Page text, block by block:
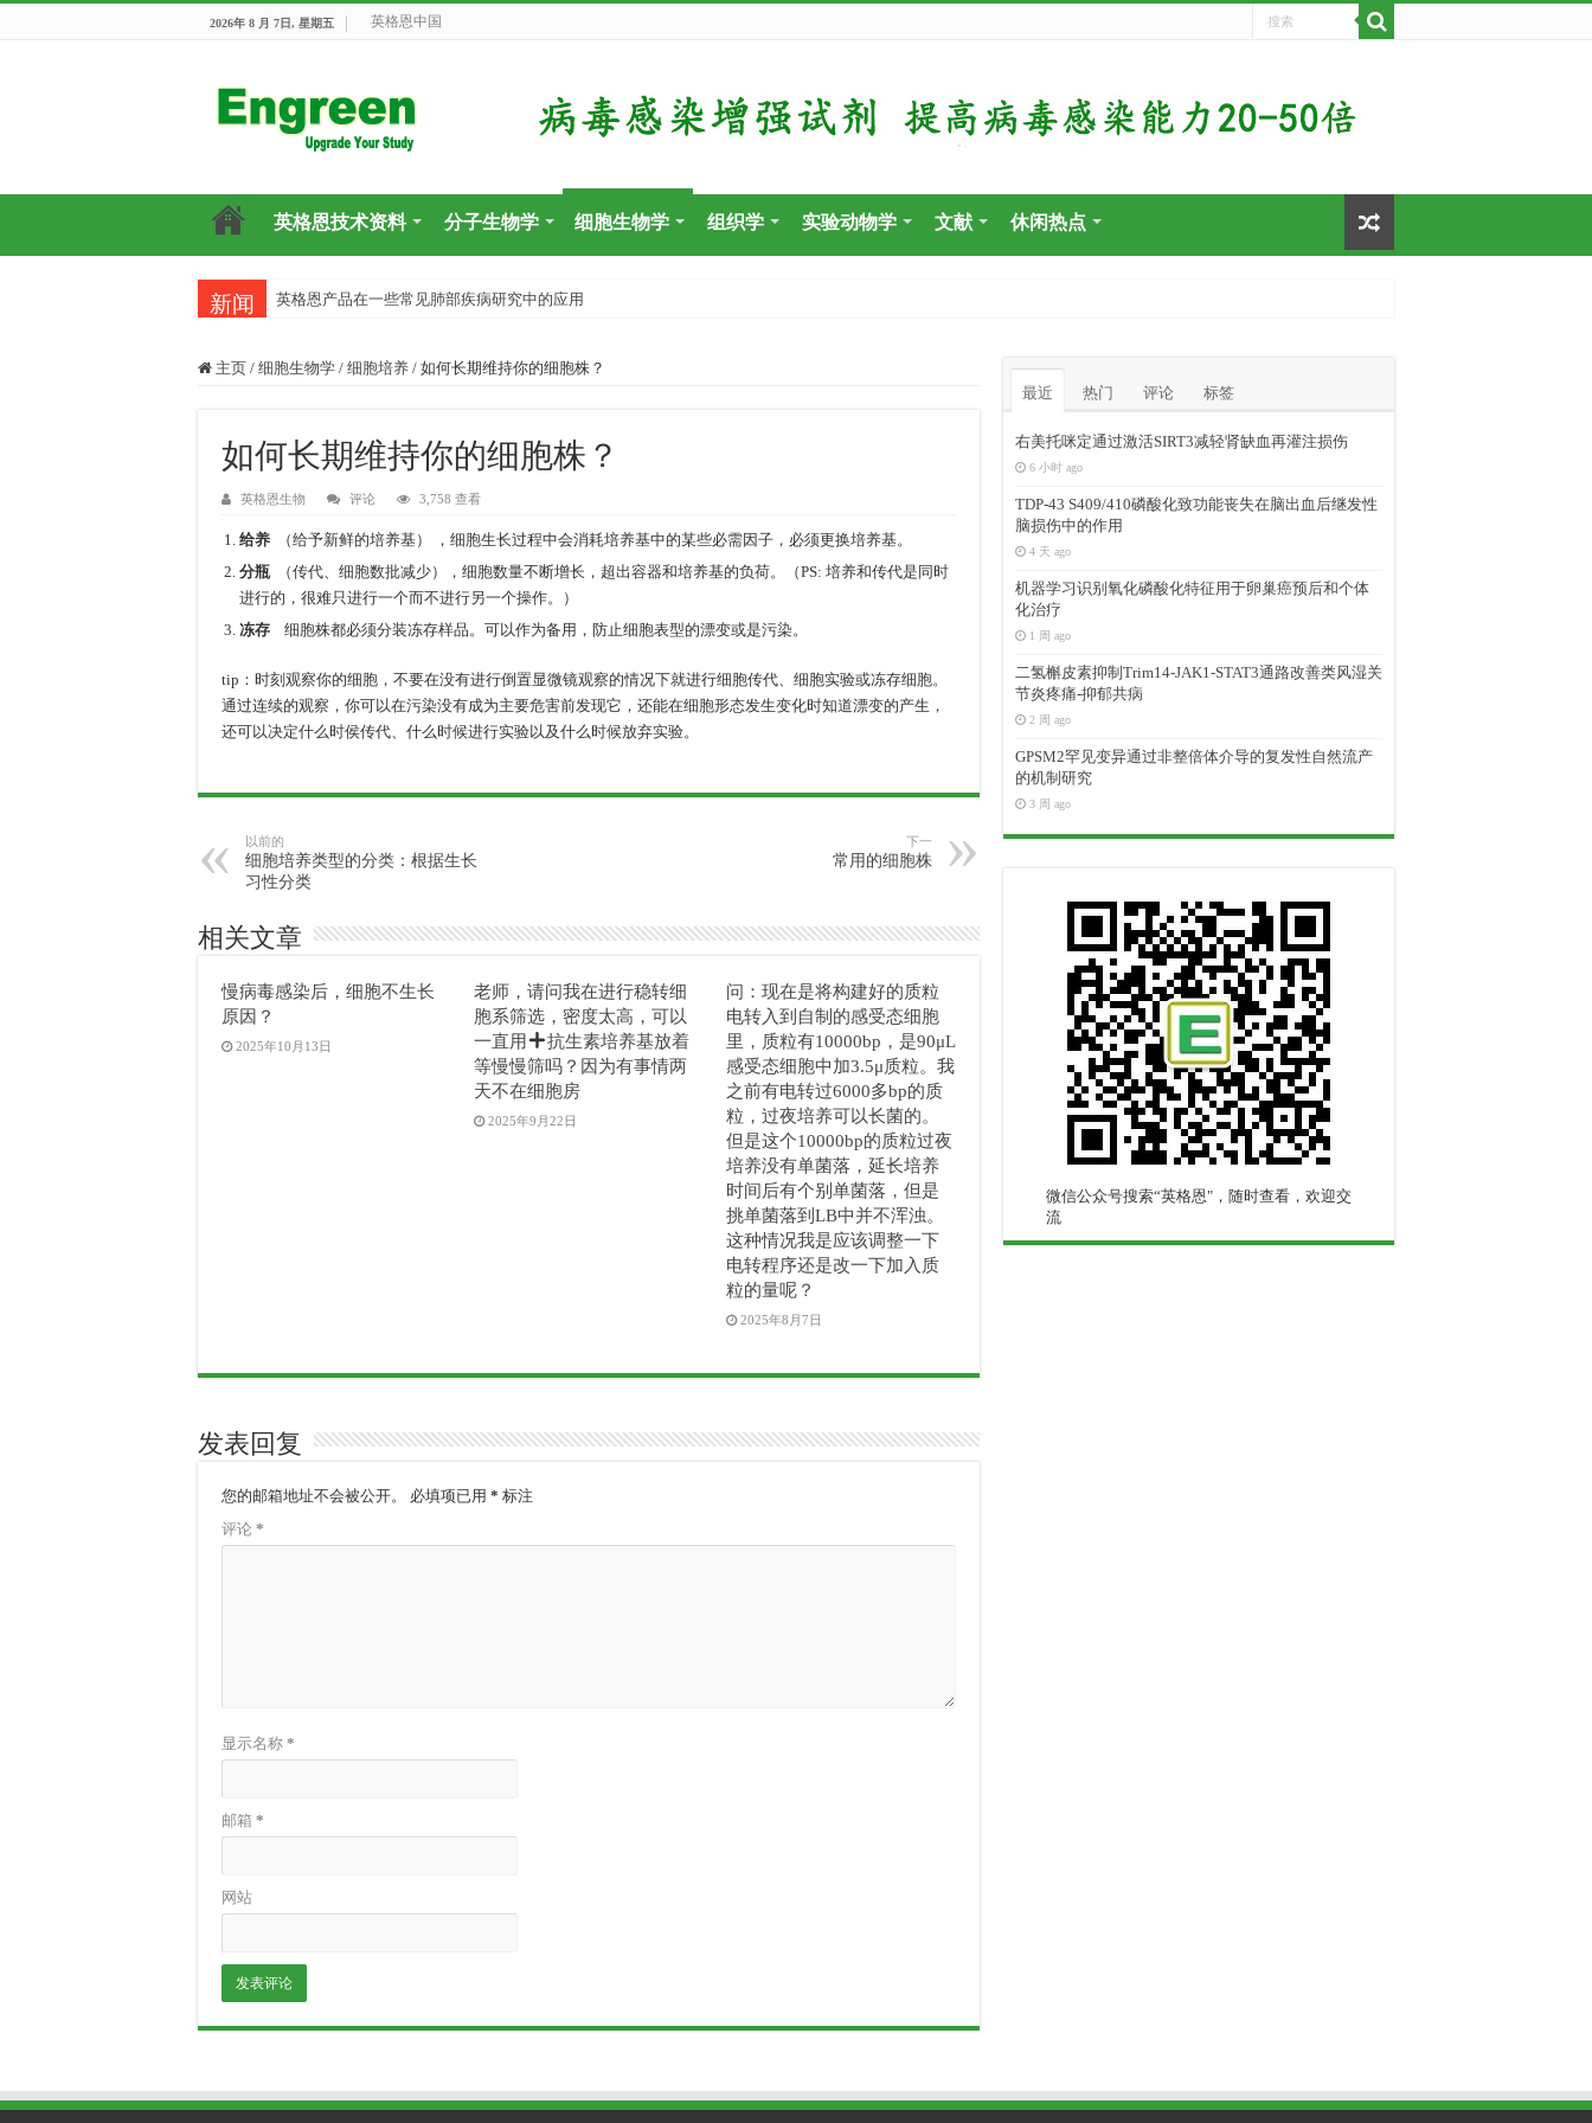
2026年 8 月 7日, 星期五 英格恩中国
英格恩技术资料 分子生物学 细胞生物学 组织学 实验动物学 文献 休闲热点
新闻 英格恩产品在一些常见肺部疾病研究中的应用
主页 / 细胞生物学 / 细胞培养 / 如何长期维持你的细胞株？
如何长期维持你的细胞株？
英格恩生物 评论 3,758 查看
给养
（给予新鲜的培养基） ，细胞生长过程中会消耗培养基中的某些必需因子，必须更换培养基。
分瓶
（传代、细胞数批减少），细胞数量不断增长，超出容器和培养基的负荷。（PS: 培养和传代是同时
进行的，很难只进行一个而不进行另一个操作。）
冻存 细胞株都必须分装冻存样品。可以作为备用，防止细胞表型的漂变或是污染。
tip：时刻观察你的细胞，不要在没有进行倒置显微镜观察的情况下就进行细胞传代、细胞实验或冻存细胞。
通过连续的观察，你可以在污染没有成为主要危害前发现它，还能在细胞形态发生变化时知道漂变的产生，
还可以决定什么时侯传代、什么时候进行实验以及什么时候放弃实验。
以前的
细胞培养类型的分类：根据生长
习性分类
下一
常用的细胞株
相关文章
慢病毒感染后，细胞不生长
原因？
2025年10月13日
老师，请问我在进行稳转细
胞系筛选，密度太高，可以
一直用
抗生素培养基放着
等慢慢筛吗？因为有事情两
天不在细胞房
2025年9月22日
问：现在是将构建好的质粒
电转入到自制的感受态细胞
里，质粒有10000bp，是90μL
感受态细胞中加3.5μ质粒。我
之前有电转过6000多bp的质
粒，过夜培养可以长菌的。
但是这个10000bp的质粒过夜
培养没有单菌落，延长培养
时间后有个别单菌落，但是
挑单菌落到LB中并不浑浊。
这种情况我是应该调整一下
电转程序还是改一下加入质
粒的量呢？
2025年8月7日
发表回复
您的邮箱地址不会被公开。 必填项已用 * 标注
评论 *
显示名称 *
邮箱 *
网站
最近 热门 评论 标签
右美托咪定通过激活SIRT3减轻肾缺血再灌注损伤
6 小时 ago
TDP-43 S409/410磷酸化致功能丧失在脑出血后继发性
脑损伤中的作用
4 天 ago
机器学习识别氧化磷酸化特征用于卵巢癌预后和个体
化治疗
1 周 ago
二氢槲皮素抑制Trim14-JAK1-STAT3通路改善类风湿关
节炎疼痛-抑郁共病
2 周 ago
GPSM2罕见变异通过非整倍体介导的复发性自然流产
的机制研究
3 周 ago
微信公众号搜索“英格恩"，随时查看，欢迎交
流